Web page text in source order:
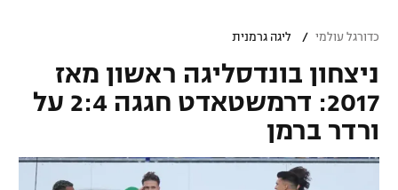
גביע הטוטו
ליגיונרים
גביע המדינה
ליגת האלופות
ליגה אירופית
ליגה אנגלית
כדורסל ישראלי
ליגת ווינר סל
ליגה לאומית
כדורסל עולמי
כדורגל עולמי / ליגה גרמנית
ניצחון בונדסליגה ראשון מאז
2017: דרמשטאדט חגגה 2:4 על
ורדר ברמן